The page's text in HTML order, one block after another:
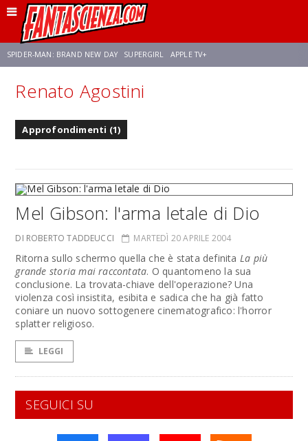
SPIDER-MAN: BRAND NEW DAY SUPERGIRL APPLE TV+
FRANCO RICCIARDIELLO ZENDAYA STAR TREK
Renato Agostini
Approfondimenti (1)
Mel Gibson: l'arma letale di Dio
DI ROBERTO TADDEUCCI MARTEDÌ 20 APRILE 2004
Ritorna sullo schermo quella che è stata definita La più
grande storia mai raccontata. O quantomeno la sua
conclusione. La trovata-chiave dell'operazione? Una
violenza così insistita, esibita e sadica che ha già fatto
coniare un nuovo sottogenere cinematografico: l'horror
splatter religioso.
LEGGI
SEGUICI SU